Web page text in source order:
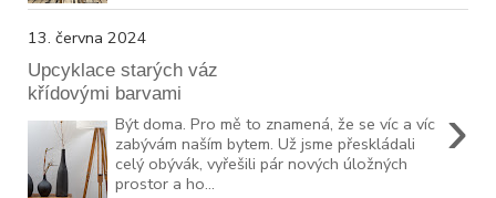
13. června 2024
Upcyklace starých váz
křídovými barvami
›
Být doma. Pro mě to znamená, že se víc a víc
zabývám naším bytem. Už jsme přeskládali
celý obývák, vyřešili pár nových úložných
prostor a ho...